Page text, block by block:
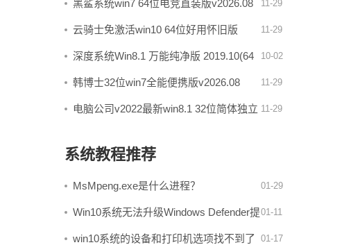
v2026.08
黑鲨系统win7 64位电竞直装版v2026.08 11-29
云骑士免激活win10 64位好用怀旧版
v2026.08
11-29
深度系统Win8.1 万能纯净版 2019.10(64
位)
10-02
韩博士32位win7全能便携版v2026.08 11-29
电脑公司v2022最新win8.1 32位简体独立 11-29
系统教程推荐
MsMpeng.exe是什么进程？
MsMpeng.exe占用CPU高如何删除
01-29
Win10系统无法升级Windows Defender提
示错误0x800100643处理办法
01-11
win10系统的设备和打印机选项找不到了 01-17